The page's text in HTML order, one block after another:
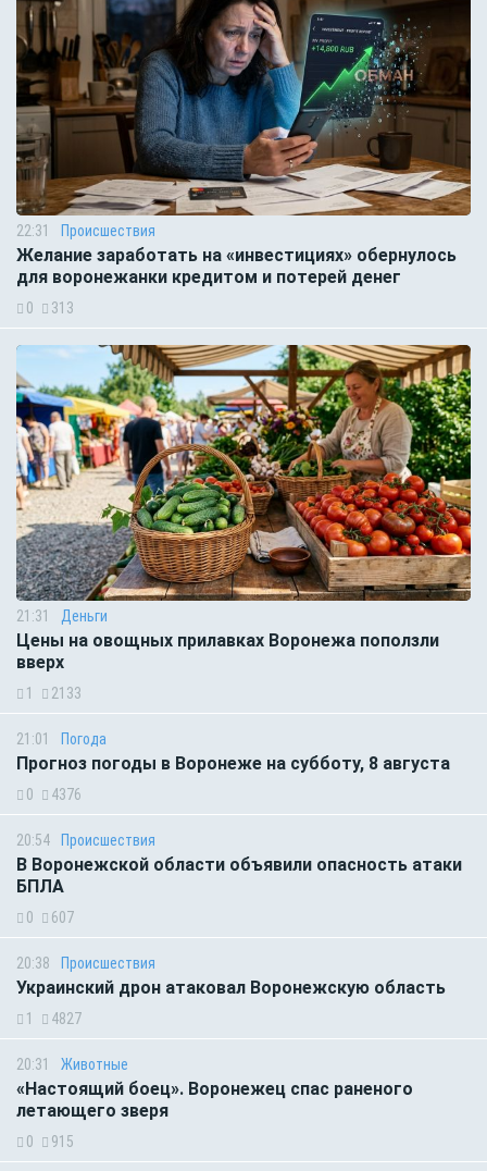
22:31 Происшествия
Желание заработать на «инвестициях» обернулось
для воронежанки кредитом и потерей денег
0 313
21:31 Деньги
Цены на овощных прилавках Воронежа поползли
вверх
1 2133
21:01 Погода
Прогноз погоды в Воронеже на субботу, 8 августа
0 4376
20:54 Происшествия
В Воронежской области объявили опасность атаки
БПЛА
0 607
20:38 Происшествия
Украинский дрон атаковал Воронежскую область
1 4827
20:31 Животные
«Настоящий боец». Воронежец спас раненого
летающего зверя
0 915